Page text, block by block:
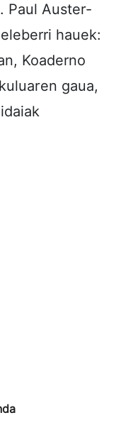
Paul Auster-
hauek:
Koaderno
gaua,